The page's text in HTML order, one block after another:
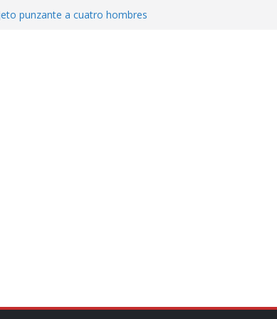
punzante a cuatro hombres
Ciudadano